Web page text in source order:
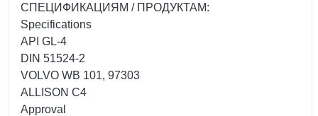
СПЕЦИФИКАЦИЯМ / ПРОДУКТАМ:
Specifications
API GL-4
DIN 51524-2
VOLVO WB 101, 97303
ALLISON C4
Approval